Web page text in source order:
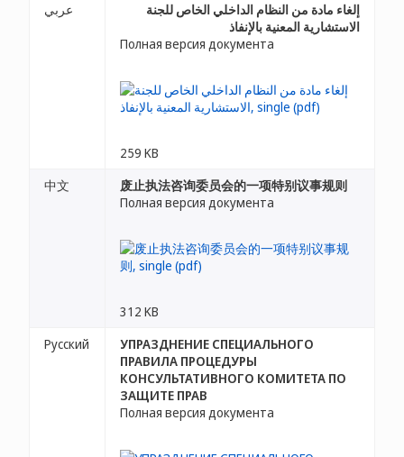
عربي
إلغاء مادة من النظام الداخلي الخاص للجنة
الاستشارية المعنية بالإنفاذ
Полная версия документа
259 KB
中文
废止执法咨询委员会的一项特别议事规则
Полная версия документа
312 KB
Русский
УПРАЗДНЕНИЕ СПЕЦИАЛЬНОГО
ПРАВИЛА ПРОЦЕДУРЫ
КОНСУЛЬТАТИВНОГО КОМИТЕТА ПО
ЗАЩИТЕ ПРАВ
Полная версия документа